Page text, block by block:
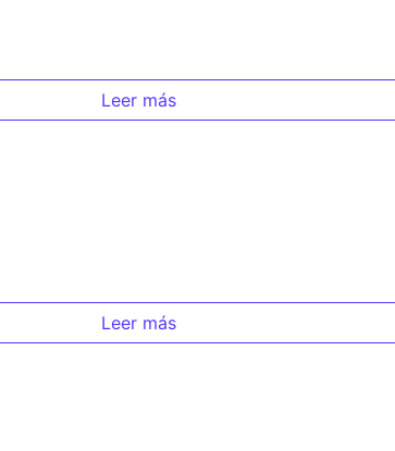
Leer más
Leer más